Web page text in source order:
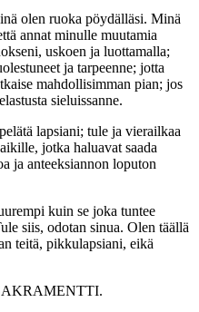
olen ruoka pöydälläsi. Minä
annat minulle muutamia
uskoen ja luottamalla;
ja tarpeenne; jotta
mahdollisimman pian; jos
sieluissanne.
lapsiani; tule ja vierailkaa
jotka haluavat saada
ja anteeksiannon loputon
kuin se joka tuntee
siis, odotan sinua. Olen täällä
teitä, pikkulapsiani, eikä